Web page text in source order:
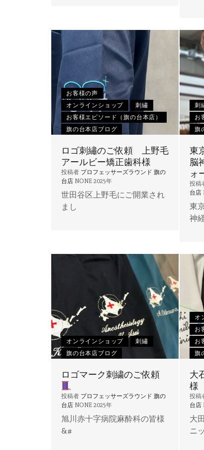
お客様の声
オンラインショップ
刺繡
お客様エピソード（旗の台本店）
旗の台本店ブログ
ロゴ刺繡のご依頼 上野毛
アールビー矯正歯科様
投稿者 プロフェッサーズラウンド 旗の
台店 NONE 2025年
世田谷区上野毛にご開業され
まし
刺
お
旗
東
脳
ォ
投稿
台店
東
神
オンラインショップ
刺繡
旗の台本店ブログ
ロゴマーク刺繍のご依頼
投稿者 プロフェッサーズラウンド 旗の
台店 NONE 2025年
旭川赤十字病院麻酔科の皆様
&#
オ
お
お
旗
大
様
投稿
台店
大
ニッ